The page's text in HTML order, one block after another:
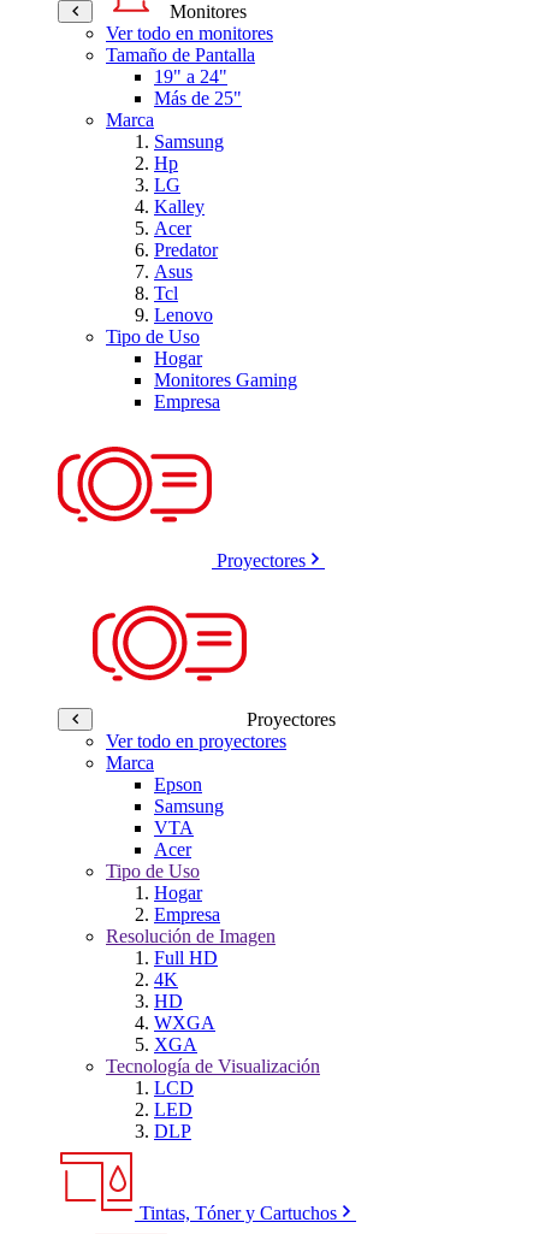
Monitores
Ver todo en monitores
Tamaño de Pantalla
19" a 24"
Más de 25"
Marca
Samsung
Hp
LG
Kalley
Acer
Predator
Asus
Tcl
Lenovo
Tipo de Uso
Hogar
Monitores Gaming
Empresa
Proyectores
Proyectores
Ver todo en proyectores
Marca
Epson
Samsung
VTA
Acer
Tipo de Uso
Hogar
Empresa
Resolución de Imagen
Full HD
4K
HD
WXGA
XGA
Tecnología de Visualización
LCD
LED
DLP
Tintas, Tóner y Cartuchos